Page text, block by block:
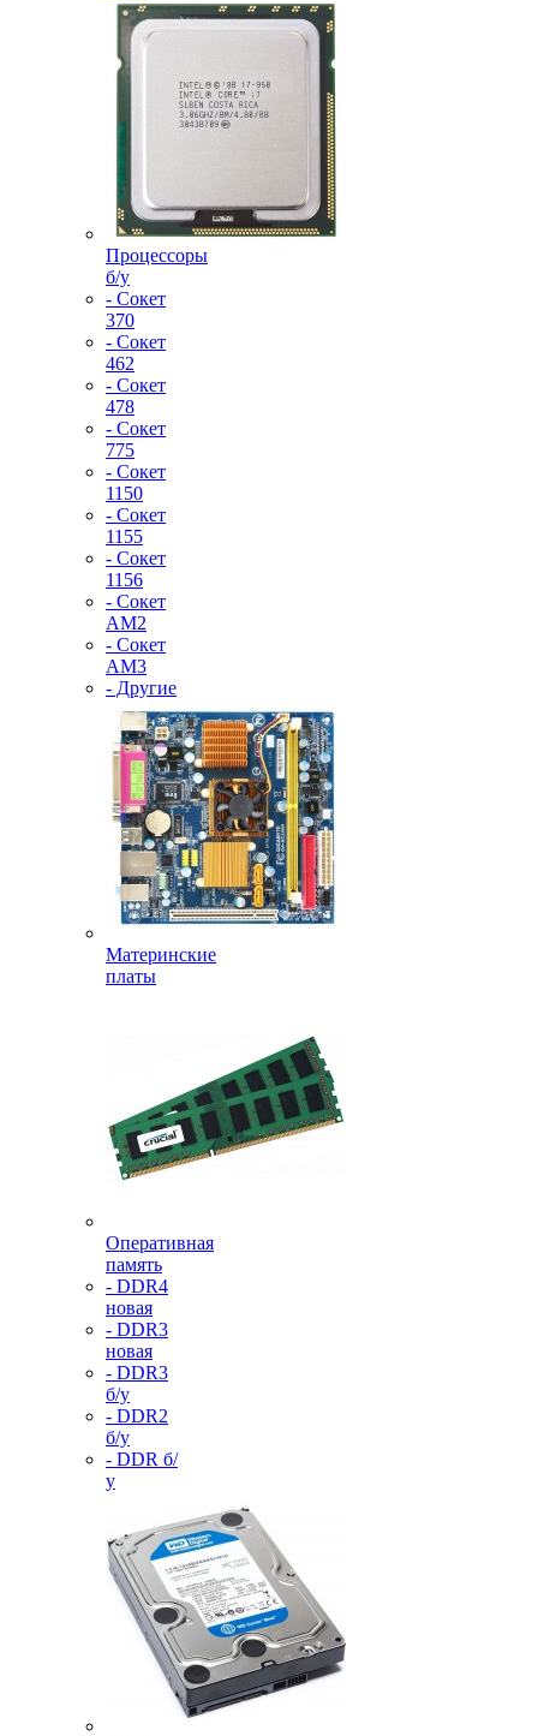
Процессоры
б/у
- Сокет
370
- Сокет
462
- Сокет
478
- Сокет
775
- Сокет
1150
- Сокет
1155
- Сокет
1156
- Сокет
AM2
- Сокет
AM3
- Другие
Материнские
платы
Оперативная
память
- DDR4
новая
- DDR3
новая
- DDR3
б/у
- DDR2
б/у
- DDR б/
у